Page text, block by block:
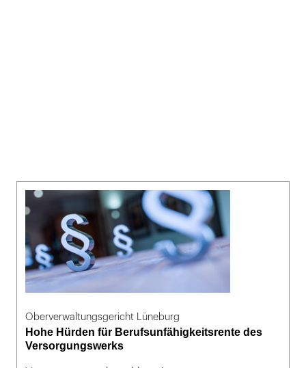
Oberverwaltungsgericht Lüneburg
Hohe Hürden für Berufsunfähigkeitsrente des
Versorgungswerks